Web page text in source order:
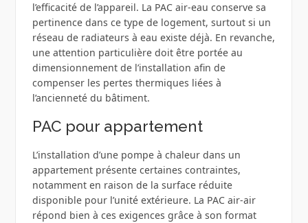
l’efficacité de l’appareil. La PAC air-eau conserve sa
pertinence dans ce type de logement, surtout si un
réseau de radiateurs à eau existe déjà. En revanche,
une attention particulière doit être portée au
dimensionnement de l’installation afin de
compenser les pertes thermiques liées à
l’ancienneté du bâtiment.
PAC pour appartement
L’installation d’une pompe à chaleur dans un
appartement présente certaines contraintes,
notamment en raison de la surface réduite
disponible pour l’unité extérieure. La PAC air-air
répond bien à ces exigences grâce à son format